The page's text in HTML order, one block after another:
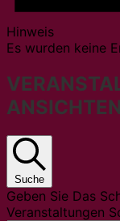
Hinweis
Es wurden keine
Suche
Geben Sie Das
Veranstaltungen